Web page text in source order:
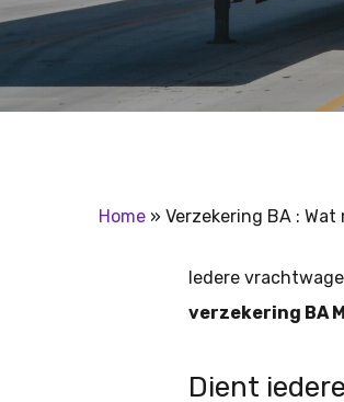
Home » Verzekering BA :
Iedere
verzekering BA
Dient